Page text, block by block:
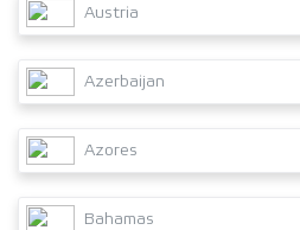
Austria
Azerbaijan
Azores
Bahamas